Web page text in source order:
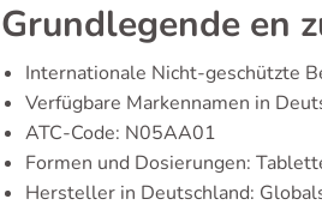
Grundlegende en
Internationale Nicht-geschützte
Verfügbare Markennamen in
ATC-Code: N05AA01
Formen und Dosierungen:
Hersteller in Deutschland: